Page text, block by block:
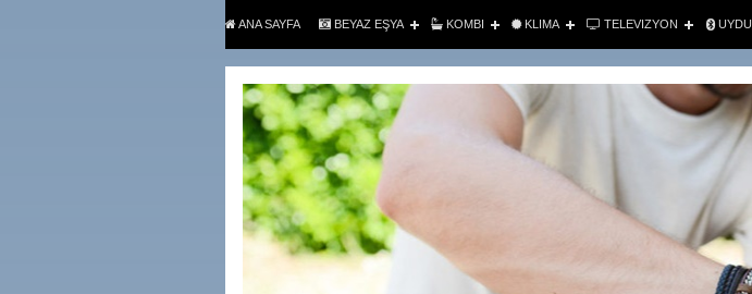
ANA SAYFA BEYAZ EŞYA KOMBI KLIMA TELEVIZYON UYDU